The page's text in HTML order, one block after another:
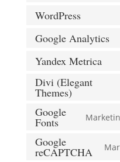
WordPress
Google Analytics
Yandex Metrica
Divi (Elegant
Themes)
Google
Fonts
Google
reCAPTCHA